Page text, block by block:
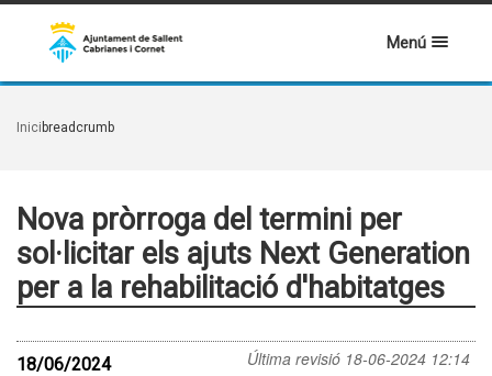
Menú
Inici breadcrumb
Nova pròrroga del termini per
sol·licitar els ajuts Next Generation
per a la rehabilitació d'habitatges
Última revisió 18-06-2024 12:14
18/06/2024